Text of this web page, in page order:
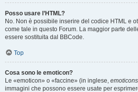
Posso usare l’HTML?
No. Non è possibile inserire del codice HTML e
come tale in questo Forum. La maggior parte
essere sostituita dal BBCode.
Top
Cosa sono le emoticon?
Le «emoticon» o «faccine» (in inglese, emoticons
immagini che possono essere usate per